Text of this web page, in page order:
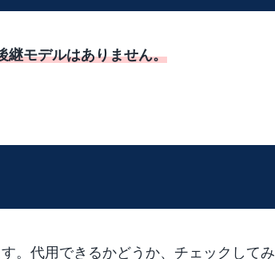
継モデルはありません。
。代用できるかどうか、チェックしてみ